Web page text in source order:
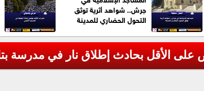
جرش.. شواهد أثرية توثق
التحول الحضاري للمدينة